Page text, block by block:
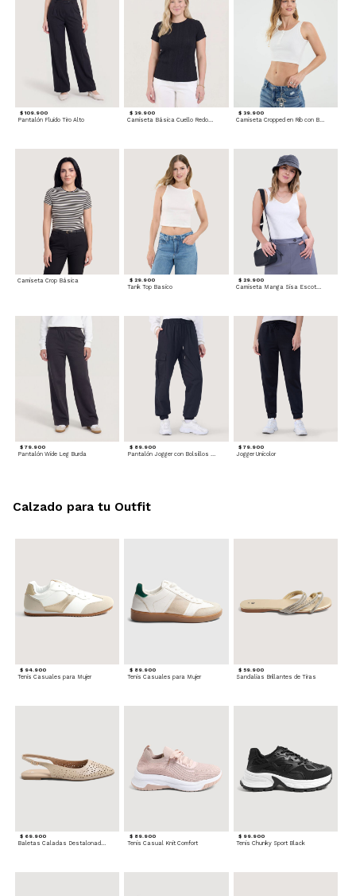
$ 109.900
Pantalón Fluido Tiro Alto
$ 39.900
Camiseta Básica Cuello Redondo
$ 39.900
Camiseta Cropped en Rib con Botones
Camiseta Crop Básica $ 29.900
Tank Top Basico
$ 29.900
Camiseta Manga Sisa Escotada
$ 79.900
Pantalón Wide Leg Burda
$ 89.900 $ 79.900
Jogger Unicolor
$ 94.900
Tenis Casuales para Mujer
$ 89.900
Tenis Casuales para Mujer
$ 59.900
Sandalias Brillantes de Tiras
$ 69.900
Baletas Caladas Destalonadas
$ 89.900
Tenis Casual Knit Comfort
$ 99.900
Tenis Chunky Sport Black
Calzado para tu Outfit